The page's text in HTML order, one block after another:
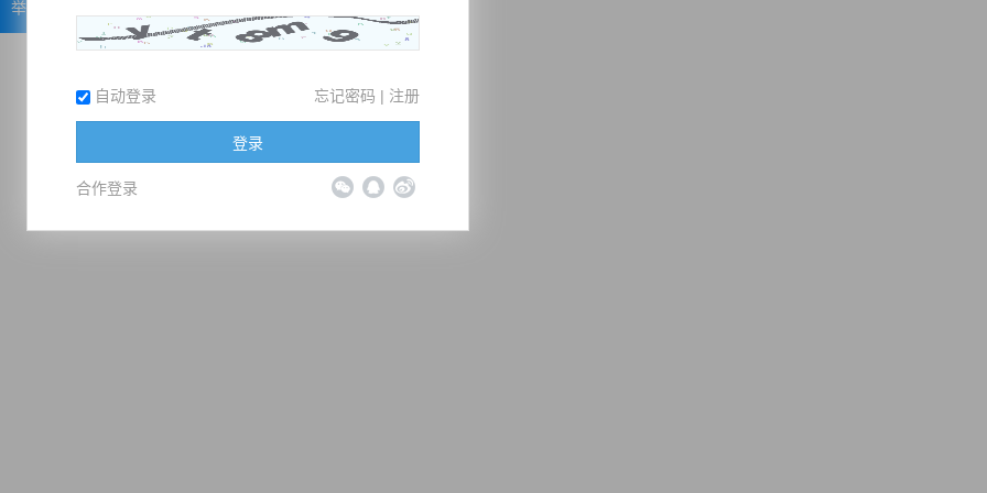
举报
自动登录 忘记密码 | 注册
登录
合作登录